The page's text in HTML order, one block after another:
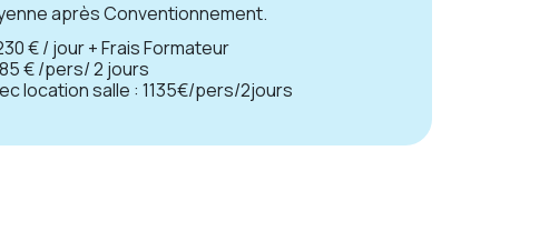
après Conventionnement.
€ / jour + Frais Formateur
€ /pers/ 2 jours
location salle : 1135€/pers/2jours